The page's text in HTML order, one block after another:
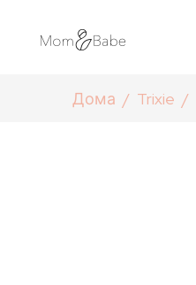
Дома Trixie